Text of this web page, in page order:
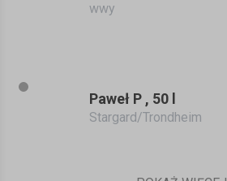
wwy
Paweł P , 50 l
Stargard/Trondheim